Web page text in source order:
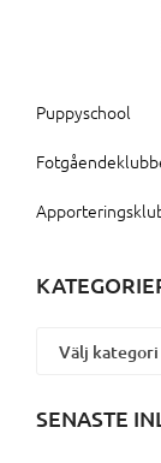
Puppyschool
Kategorier
SENASTE